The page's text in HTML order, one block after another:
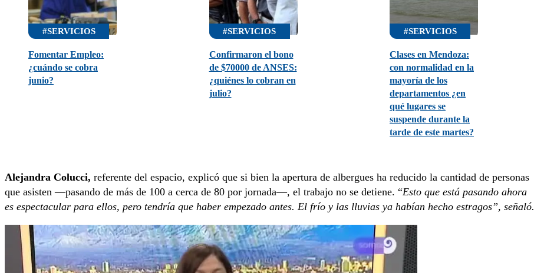
#SERVICIOS
Fomentar Empleo:
¿cuándo se cobra
junio?
#SERVICIOS
Confirmaron el bono
de $70000 de ANSES:
¿quiénes lo cobran en
julio?
#SERVICIOS
Clases en Mendoza:
con normalidad en la
mayoría de los
departamentos ¿en
qué lugares se
suspende durante la
tarde de este martes?
Alejandra Colucci, referente del espacio, explicó que si bien la apertura de albergues ha reducido la cantidad de personas
que asisten —pasando de más de 100 a cerca de 80 por jornada—, el trabajo no se detiene. “Esto que está pasando ahora
es espectacular para ellos, pero tendría que haber empezado antes. El frío y las lluvias ya habían hecho estragos”, señaló.